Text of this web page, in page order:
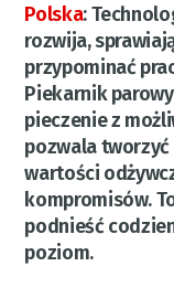
Polska:
rozwija,
przypominać
Piekarnik
pieczenie z
pozwala tworzyć
wartości
kompromisów.
podnieść
poziom.